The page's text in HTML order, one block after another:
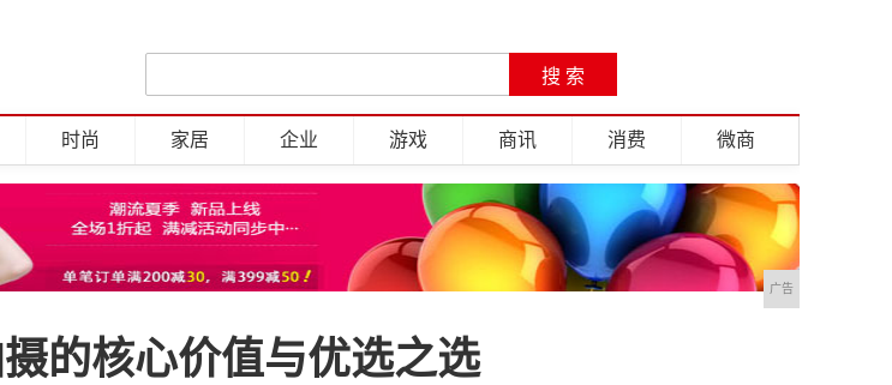
时尚 家居 企业 游戏 商讯 消费 微商
广告
的核心价值与优选之选